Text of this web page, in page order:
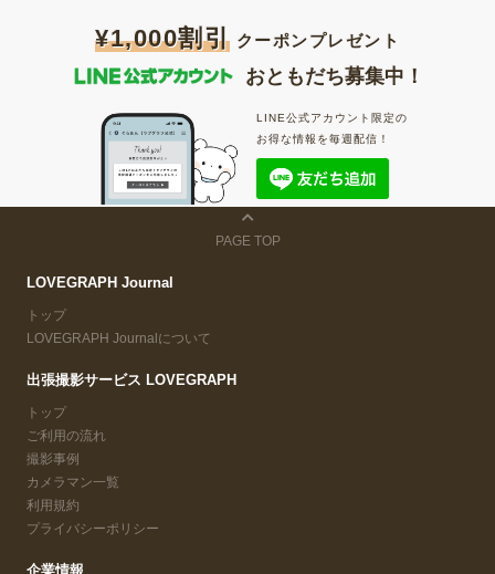
験の違いを比較しながら、赤ちゃんファーストギフトの選び方と、選択
肢の一つである出張撮影の魅力を紹介します。
¥1,000割引 クーポンプレゼント
おともだち募集中！
LINE公式アカウント限定の
お得な情報を毎週配信！
PAGE TOP
LOVEGRAPH Journal
トップ
LOVEGRAPH Journalについて
出張撮影サービス LOVEGRAPH
トップ
ご利用の流れ
撮影事例
カメラマン一覧
利用規約
プライバシーポリシー
企業情報